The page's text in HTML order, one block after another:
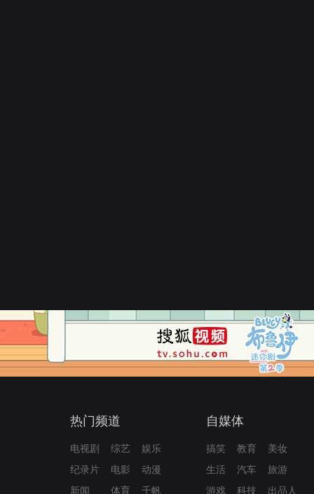
热门频道
电视剧 综艺
娱乐
纪录片
电影
动漫
新闻
体育 千帆
自媒体
搞笑 教育
美妆
生活
汽车
旅游
游戏
科技 出品人